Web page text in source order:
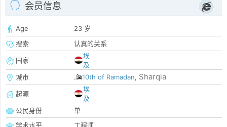
会员信息
Age
23 岁
搜索
认真的关系
国家
埃
及
城市
10th of Ramadan, Sharqia
起源
埃
及
公民身份
单
学术水平
工程师